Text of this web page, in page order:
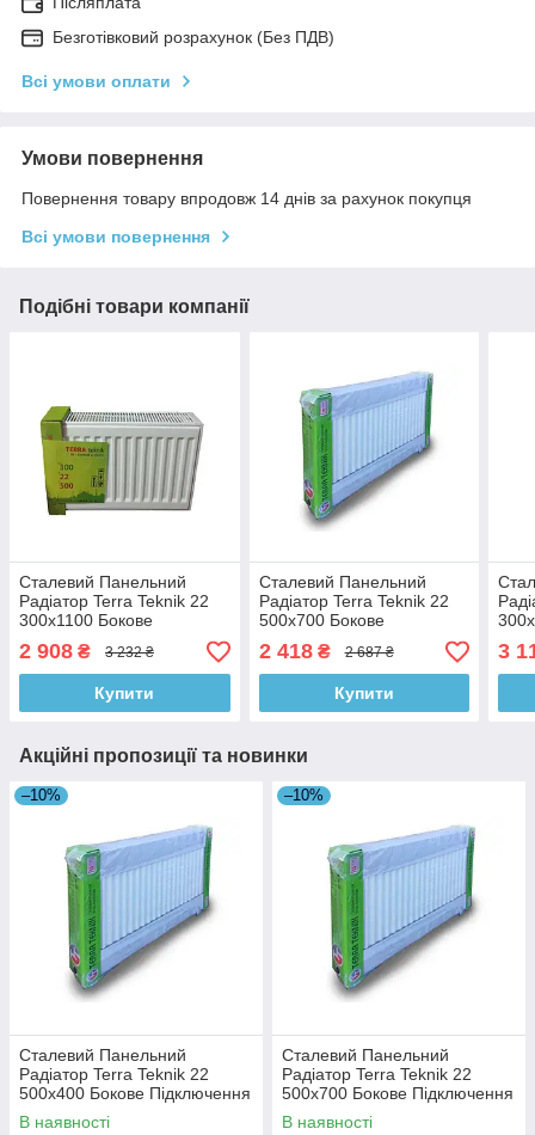
Безготівковий розрахунок (Без ПДВ)
Всі умови оплати
Умови повернення
Повернення товару впродовж 14 днів за рахунок покупця
Всі умови повернення
Подібні товари компанії
Сталевий Панельний
Радіатор Terra Teknik 22
300x1100 Бокове
Підключення
2 908 ₴ 3 232 ₴
Купити
Сталевий Панельний
Радіатор Terra Teknik 22
500x700 Бокове
Підключення
2 418₴ 2 687 ₴
Купити
3
Акційні пропозиції та новинки
–10%
Сталевий Панельний
Радіатор Terra Teknik 22
500x400 Бокове Підключення
В наявності
–10%
Сталевий Панельний
Радіатор Terra Teknik 22
500x700 Бокове Підключення
В наявності